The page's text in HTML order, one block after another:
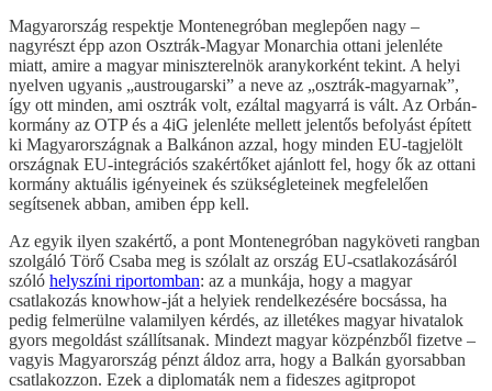
Magyarország respektje Montenegróban meglepően nagy –
nagyrészt épp azon Osztrák-Magyar Monarchia ottani jelenléte
miatt, amire a magyar miniszterelnök aranykorként tekint. A helyi
nyelven ugyanis „austrougarski” a neve az „osztrák-magyarnak”,
így ott minden, ami osztrák volt, ezáltal magyarrá is vált. Az Orbán-
kormány az OTP és a 4iG jelenléte mellett jelentős befolyást épített
ki Magyarországnak a Balkánon azzal, hogy minden EU-tagjelölt
országnak EU-integrációs szakértőket ajánlott fel, hogy ők az ottani
kormány aktuális igényeinek és szükségleteinek megfelelően
segítsenek abban, amiben épp kell.
Az egyik ilyen szakértő, a pont Montenegróban nagyköveti rangban
szolgáló Törő Csaba meg is szólalt az ország EU-csatlakozásáról
szóló helyszíni riportomban: az a munkája, hogy a magyar
csatlakozás knowhow-ját a helyiek rendelkezésére bocsássa, ha
pedig felmerülne valamilyen kérdés, az illetékes magyar hivatalok
gyors megoldást szállítsanak. Mindezt magyar közpénzből fizetve –
vagyis Magyarország pénzt áldoz arra, hogy a Balkán gyorsabban
csatlakozzon. Ezek a diplomaták nem a fideszes agitpropot